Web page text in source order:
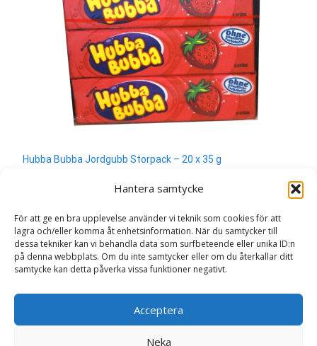
Hantera samtycke
För att ge en bra upplevelse använder vi teknik som cookies för att
lagra och/eller komma åt enhetsinformation. När du samtycker till
dessa tekniker kan vi behandla data som surfbeteende eller unika ID:n
på denna webbplats. Om du inte samtycker eller om du återkallar ditt
samtycke kan detta påverka vissa funktioner negativt.
Acceptera
Neka
Hubba Bubba Jordgubb Storpack – 20 x 35 g
Search